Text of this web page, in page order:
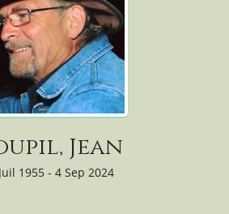
Jean
1955 - 4 Sep 2024